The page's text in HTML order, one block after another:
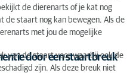
de dierenarts of je kat nog
de staart nog kan bewegen. Als de
met jou de mogelijke
door een staartbreuk
van de staart voor waarbij ook de
zijn. Als deze breuk niet